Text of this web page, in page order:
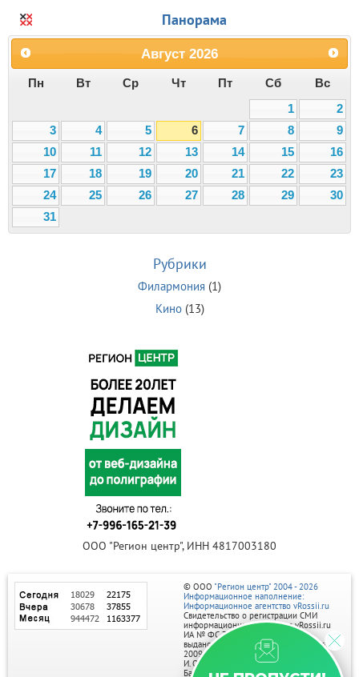
Панорама
Август 2026
Пн Вт Ср Чт Пт Сб
Вс
1
2
3
4 5 6 7 8
9
10
11 12 13 14 15
16
17
18 19 20 21 22
23
24
25 26 27 28 29
30
31
Рубрики
Филармония (1)
Кино(13)
ООО "Регион центр", ИНН 4817003180
© ООО "Регион центр" 2004 - 2026
Информационное наполнение:
Информационное агентство vRossii.ru
Свидетельство о регистрации СМИ
информационного агентства vRossii.ru
ИА № ФС 77‑35502
выдано РОСКОМНАДЗОРом 04 марта
2009г.
И. О. Главного редактора Нарыков А. Н.
Баннеры на портале размещаются на